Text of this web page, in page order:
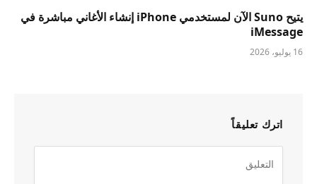
يتيح Suno الآن لمستخدمي iPhone إنشاء الأغاني مباشرة في
iMessage
16 يوليو، 2026
اترك تعليقاً